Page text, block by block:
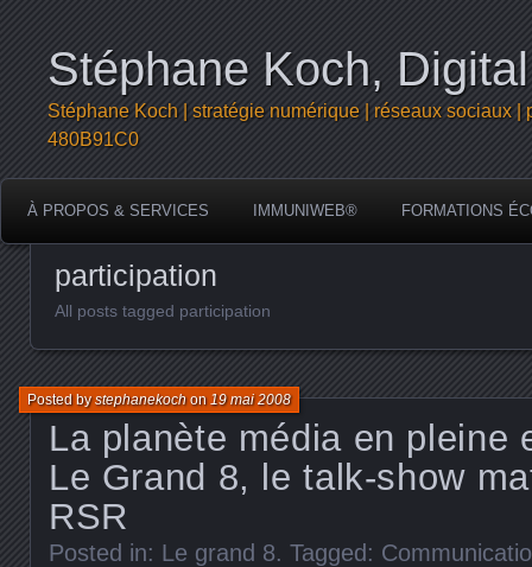
Stéphane Koch,
Stéphane Koch | stratégie numérique | réseaux sociaux
480B91C0
À PROPOS & SERVICES IMMUNIWEB® FORMATIONS
participation
All posts tagged participation
La planète média en pleine
Le Grand 8, le talk-show
RSR
Posted bystephanekochon 19 mai 2008
Posted in: Le grand 8. Tagged: